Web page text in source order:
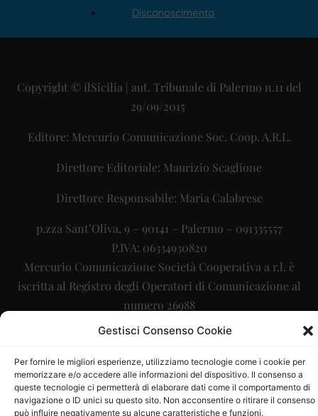
Gestisci Consenso Cookie
Per fornire le migliori esperienze, utilizziamo tecnologie come i cookie per
memorizzare e/o accedere alle informazioni del dispositivo. Il consenso a
queste tecnologie ci permetterà di elaborare dati come il comportamento di
navigazione o ID unici su questo sito. Non acconsentire o ritirare il consenso
può influire negativamente su alcune caratteristiche e funzioni.
Disconoscimento
Copyright © ilSicilia | aut. Tribunale di Palermo n.11 del
29/09/2015
Editore: Mercurio Comunicazione Soc. Coop. A.R.L.
Direttore Editoriale: Maurizio Scaglione
Direttore Responsabile: Maria Calabrese
p.zza Sant’Oliva, 9 – 90141 – Palermo – 091335557
P.IVA: 06334930820
Mercurio Comunicazione Società Cooperativa a r.l. è
iscritta al Registro degli Operatori di Comunicazione al
numero 26988
Sito gestito daLa Digitale srl–info@ladigitale.it